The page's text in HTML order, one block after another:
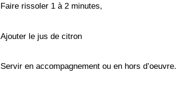
Faire rissoler 1 à 2 minutes,
Ajouter le jus de citron
Servir en accompagnement ou en hors d’oeuvre.